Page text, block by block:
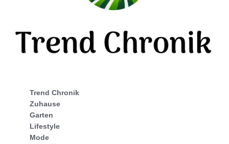
Trend Chronik
Zuhause
Garten
Lifestyle
Mode